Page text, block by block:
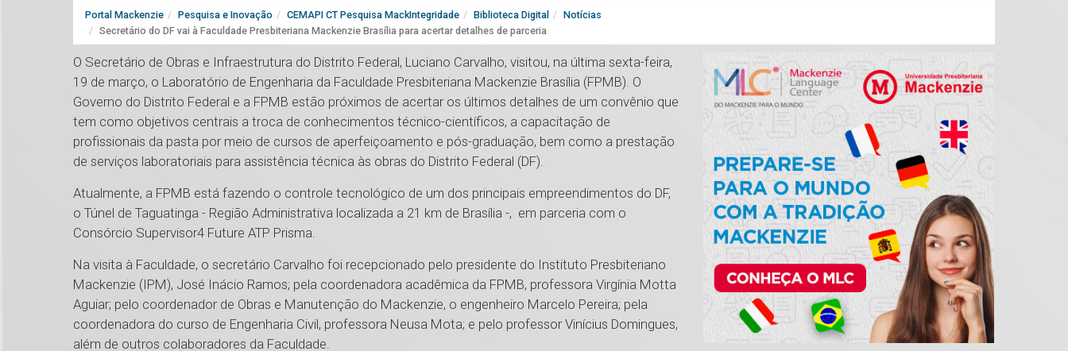
Portal Mackenzie Pesquisa e Inovação CEMAPI CT Pesquisa MackIntegridade Biblioteca Digital
Notícias
Secretário do DF vai à Faculdade Presbiteriana Mackenzie Brasília para acertar detalhes de parceria
O Secretário de Obras e Infraestrutura do Distrito Federal, Luciano Carvalho, visitou, na última sexta-feira,
19 de março, o Laboratório de Engenharia da Faculdade Presbiteriana Mackenzie Brasília (FPMB). O
Governo do Distrito Federal e a FPMB estão próximos de acertar os últimos detalhes de um convênio que
tem como objetivos centrais a troca de conhecimentos técnico-científicos, a capacitação de
profissionais da pasta por meio de cursos de aperfeiçoamento e pós-graduação, bem como a prestação
de serviços laboratoriais para assistência técnica às obras do Distrito Federal (DF).
Atualmente, a FPMB está fazendo o controle tecnológico de um dos principais empreendimentos do DF,
o Túnel de Taguatinga - Região Administrativa localizada a 21 km de Brasília -, em parceria com o
Consórcio Supervisor4 Future ATP Prisma.
Na visita à Faculdade, o secretário Carvalho foi recepcionado pelo presidente do Instituto Presbiteriano
Mackenzie (IPM), José Inácio Ramos; pela coordenadora acadêmica da FPMB, professora Virgínia Motta
Aguiar; pelo coordenador de Obras e Manutenção do Mackenzie, o engenheiro Marcelo Pereira; pela
coordenadora do curso de Engenharia Civil, professora Neusa Mota; e pelo professor Vinícius Domingues,
além de outros colaboradores da Faculdade.